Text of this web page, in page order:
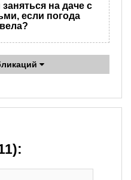
на даче с
если погода